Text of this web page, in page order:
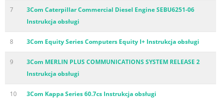
7
3Com Caterpillar Commercial Diesel Engine SEBU6251-06
Instrukcja obsługi
8 3Com Equity Series Computers Equity I+ Instrukcja obsługi
9
3Com MERLIN PLUS COMMUNICATIONS SYSTEM RELEASE 2
Instrukcja obsługi
10 3Com Kappa Series 60.7cs Instrukcja obsługi